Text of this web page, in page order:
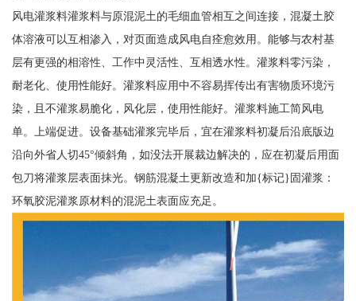
风电灌浆料灌浆料与原混泥土的毛细血管相互之间连接，混凝土胶
体溶液可以互相渗入，对页面造成风电自痊愈效用。能够与农村基
层有更强的相溶性、工作中灵活性、互相透水性。灌浆料零污染，
耐老化、使用性能好。灌浆料应用中不容易挥传出有害物质环境污
染，且不灌浆易脆化，风化层，使用性能好。灌浆料施工简风电
单。上端促进。设备基础灌浆完毕后，宜在灌浆料初凝后沿底版边
沿向外省人切45°倾斜角，如没法开展裁边解决的，应在初凝后用面
包刀将灌浆层表面抹光。钢筋混凝土更新改造和加{标记}固灌浆：
环氧胶泥灌浆原材料的混泥土表面应充足。